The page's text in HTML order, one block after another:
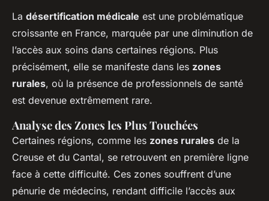
La désertification médicale est une problématique
croissante en France, marquée par une diminution de
l’accès aux soins dans certaines régions. Plus
précisément, elle se manifeste dans les zones
rurales, où la présence de professionnels de santé
est devenue extrêmement rare.
Analyse des Zones les Plus Touchées
Certaines régions, comme les zones rurales de la
Creuse et du Cantal, se retrouvent en première ligne
face à cette difficulté. Ces zones souffrent d’une
pénurie de médecins, rendant difficile l’accès aux